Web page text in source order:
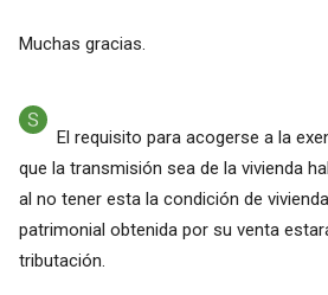
Muchas gracias.
El requisito para acogerse a la
que la transmisión sea de la vivienda
al no tener esta la condición de
patrimonial obtenida por su venta
tributación.